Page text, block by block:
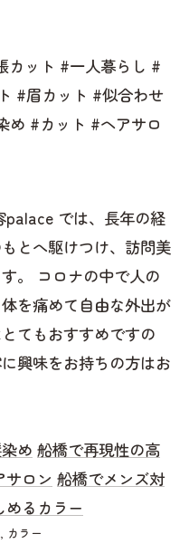
カット #一人暮らし #
#眉カット #似合わせ
め #カット #ヘアサロ
palace では、長年の経
とへ駆けつけ、訪問美
。 コロナの中で人の
を痛めて自由な外出が
てもおすすめですの
興味をお持ちの方はお
め 船橋で再現性の高
サロン 船橋でメンズ対
るカラー
カラー